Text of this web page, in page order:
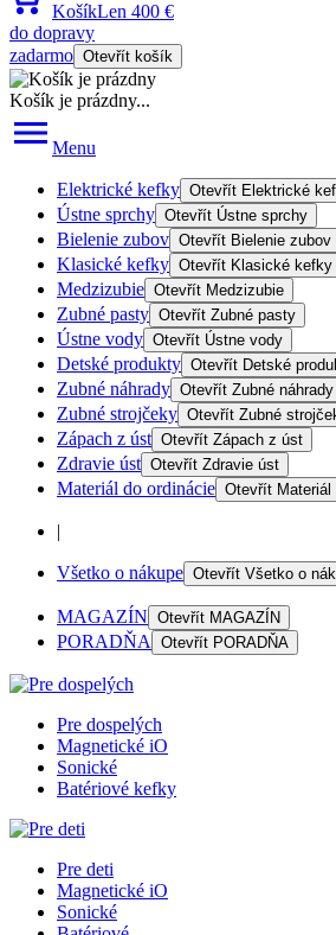
KošíkLen 400 €
do dopravy
zadarmo Otevřít košík
Košík je prázdny...
Menu
Elektrické kefky Otevřít Elektrické
Ústne sprchy Otevřít Ústne sprchy
Bielenie zubov Otevřít Bielenie zubov
Klasické kefky Otevřít Klasické kefky
Medzizubie Otevřít Medzizubie
Zubné pasty Otevřít Zubné pasty
Ústne vody Otevřít Ústne vody
Detské produkty Otevřít Detské
Zubné náhrady Otevřít Zubné náhrady
Zubné strojčeky Otevřít Zubné
Zápach z úst Otevřít Zápach z úst
Zdravie úst Otevřít Zdravie úst
Materiál do ordinácie Otevřít
|
Všetko o nákupe Otevřít Všetko o
MAGAZÍN Otevřít MAGAZÍN
PORADŇA Otevřít PORADŇA
Pre dospelých
Magnetické iO
Sonické
Batériové kefky
Pre deti
Magnetické iO
Sonické